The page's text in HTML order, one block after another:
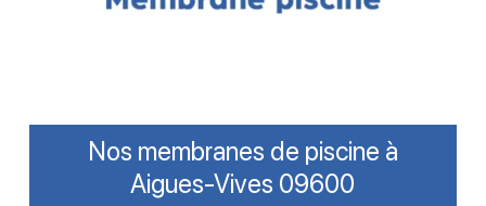
Nos membranes de piscine à
Aigues-Vives 09600